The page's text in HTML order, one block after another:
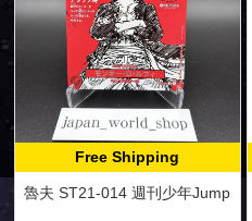
Free Shipping
魯夫 ST21-014 週刊少年Jump